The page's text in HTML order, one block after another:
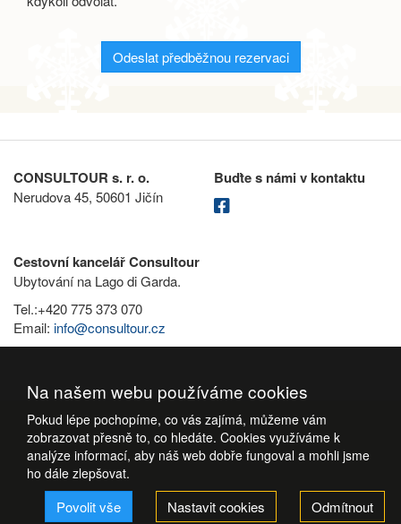
Odeslat předběžnou rezervaci
CONSULTOUR s. r. o.
Nerudova 45, 50601 Jičín
Buďte s námi v kontaktu
Cestovní kancelář Consultour
Ubytování na Lago di Garda.
Tel.:+420 775 373 070
Email: info@consultour.cz
Na našem webu používáme cookies
Pokud lépe pochopíme, co vás zajímá, můžeme vám
zobrazovat přesně to, co hledáte. Cookies využíváme k
analýze informací, aby náš web dobře fungoval a mohli jsme
ho dále zlepšovat.
Povolit vše Nastavit cookies Odmítnout